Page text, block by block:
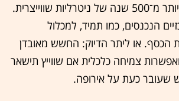
עשויים לשים קיץ ליותר מ־500 שנה של ניטרליות שווייצרית.
הנכנסים, כמו תמיד, למכלול
הכסף. או ליתר הדיוק: החשש מאובדן
צמיחה כלכלית אם שווייץ תישאר
שעובר כעת על אירופה.